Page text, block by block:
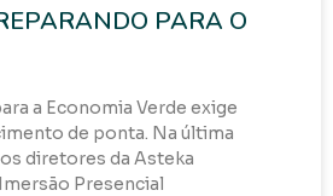
PARA O
a Economia Verde exige
de ponta. Na última
diretores da Asteka
Presencial